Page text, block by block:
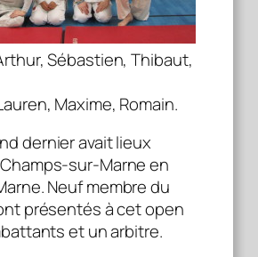
Sébastien, Thibaut,
Maxime, Romain.
dernier avait lieux
sur-Marne en
Neuf membre du
présentés à cet open
et un arbitre.